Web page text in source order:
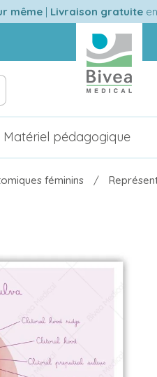
même| Livraison gratuite
Matériel pédagogique
féminins